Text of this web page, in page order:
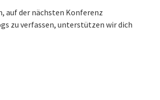
auf der nächsten Konferenz
zu verfassen, unterstützen wir dich